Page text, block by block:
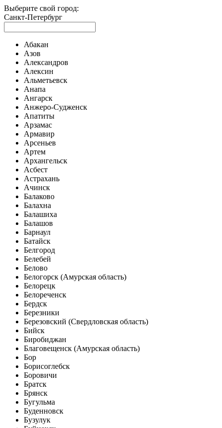
Выберите свой город:
Санкт-Петербург
Абакан
Азов
Александров
Алексин
Альметьевск
Анапа
Ангарск
Анжеро-Судженск
Апатиты
Арзамас
Армавир
Арсеньев
Артем
Архангельск
Асбест
Астрахань
Ачинск
Балаково
Балахна
Балашиха
Балашов
Барнаул
Батайск
Белгород
Белебей
Белово
Белогорск (Амурская область)
Белорецк
Белореченск
Бердск
Березники
Березовский (Свердловская область)
Бийск
Биробиджан
Благовещенск (Амурская область)
Бор
Борисоглебск
Боровичи
Братск
Брянск
Бугульма
Буденновск
Бузулук